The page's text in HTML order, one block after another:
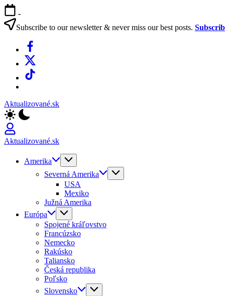
Skip
to
content
-
Subscribe to our newsletter & never miss our best posts.
Facebook
X
TikTok
Aktualizované.sk
Aktualizované.sk
Amerika
Severná Amerika
USA
Mexiko
Južná Amerika
Európa
Spojené kráľovstvo
Francúzsko
Nemecko
Rakúsko
Taliansko
Česká republika
Poľsko
Slovensko